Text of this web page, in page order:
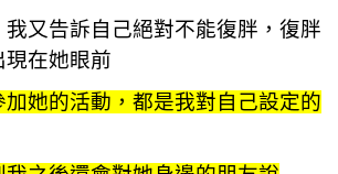
又告訴自己絕對不能復胖，復胖
現在她眼前
她的活動，都是我對自己設定的